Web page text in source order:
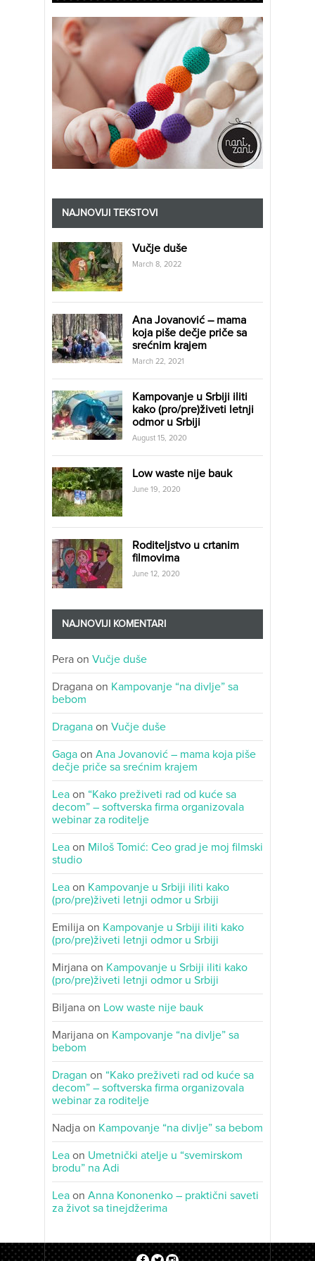
NAJNOVIJI TEKSTOVI
Vučje duše
March 8, 2022
Ana Jovanović – mama
koja piše dečje priče sa
srećnim krajem
March 22, 2021
Kampovanje u Srbiji iliti
kako (pro/pre)živeti letnji
odmor u Srbiji
August 15, 2020
Low waste nije bauk
June 19, 2020
Roditeljstvo u crtanim
filmovima
June 12, 2020
NAJNOVIJI KOMENTARI
Pera on Vučje duše
Dragana on Kampovanje “na divlje” sa
bebom
Dragana on Vučje duše
Gaga on Ana Jovanović – mama koja piše
dečje priče sa srećnim krajem
Lea on “Kako preživeti rad od kuće sa
decom” – softverska firma organizovala
webinar za roditelje
Lea on Miloš Tomić: Ceo grad je moj filmski
studio
Lea on Kampovanje u Srbiji iliti kako
(pro/pre)živeti letnji odmor u Srbiji
Emilija on Kampovanje u Srbiji iliti kako
(pro/pre)živeti letnji odmor u Srbiji
Mirjana on Kampovanje u Srbiji iliti kako
(pro/pre)živeti letnji odmor u Srbiji
Biljana on Low waste nije bauk
Marijana on Kampovanje “na divlje” sa
bebom
Dragan on “Kako preživeti rad od kuće sa
decom” – softverska firma organizovala
webinar za roditelje
Nadja on Kampovanje “na divlje” sa bebom
Lea on Umetnički atelje u “svemirskom
brodu” na Adi
Lea on Anna Kononenko – praktični saveti
za život sa tinejdžerima